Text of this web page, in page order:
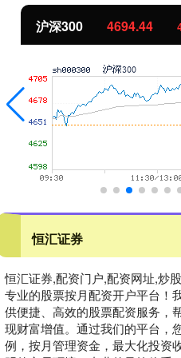
沪深300 4694.44
恒汇证券
恒汇证券,配资门户,配资网址,炒
专业的股票按月配资开户平台！
供便捷、高效的股票配资服务，
现财富增值。通过我们的平台，
例，按月管理资金，最大化投资